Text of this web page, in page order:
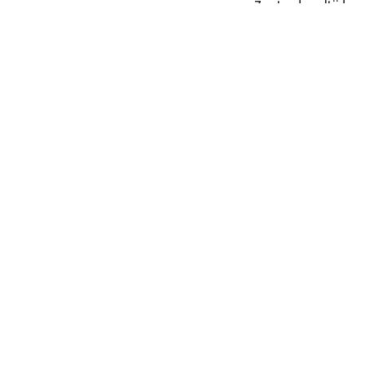
Ze stonden altijd